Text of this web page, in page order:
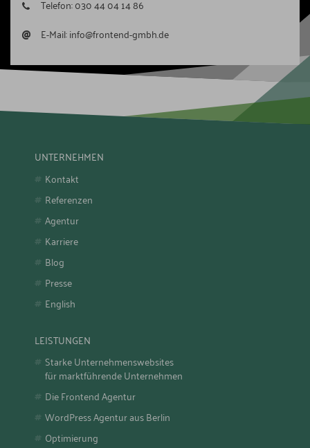
Telefon:030 44 04 14 86
@ E-Mail:info@frontend-gmbh.de
UNTERNEHMEN
Kontakt
Referenzen
Agentur
Karriere
Blog
Presse
English
LEISTUNGEN
Starke Unternehmenswebsites
für marktführende Unternehmen
Die Frontend Agentur
WordPress Agentur aus Berlin
Optimierung